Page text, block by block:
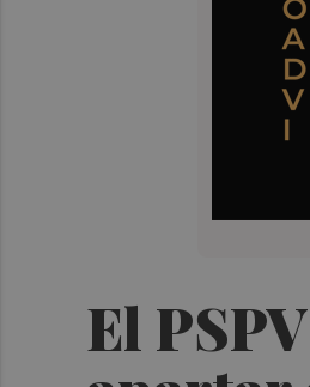
El